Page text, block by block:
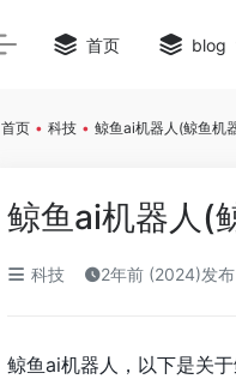
首页 blog
首页 • 科技 • 鲸鱼ai机器人(鲸鱼机
鲸鱼ai机器人(
科技 2年前 (2024)发布
鲸鱼ai机器人，以下是关于